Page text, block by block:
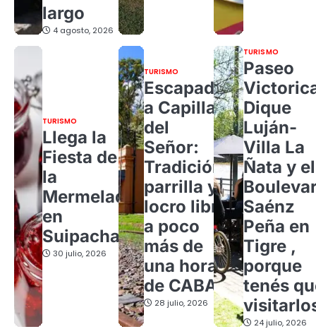
largo
4 agosto, 2026
TURISMO
Llega la
Fiesta de
la
Mermelada
en
Suipacha
30 julio, 2026
TURISMO
Escapada
a Capilla
del
Señor:
Tradición,
parrilla y
locro libre
a poco
más de
una hora
de CABA
28 julio, 2026
TURISMO
Paseo
Dique
Luján-
Villa La
Ñata y el
Saénz
Peña en
Tigre ,
porque
tenés
24 julio, 2026